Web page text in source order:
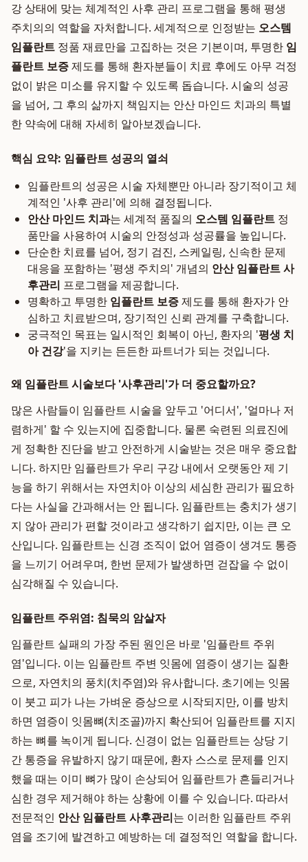
강 상태에 맞는 체계적인 사후 관리 프로그램을 통해 평생
주치의의 역할을 자처합니다. 세계적으로 인정받는 오스템
임플란트 정품 재료만을 고집하는 것은 기본이며, 투명한 임
플란트 보증제도를 통해 환자분들이 치료 후에도 아무 걱정
없이 밝은 미소를 유지할 수 있도록 돕습니다. 시술의 성공
을 넘어, 그 후의 삶까지 책임지는 안산 마인드 치과의 특별
한 약속에 대해 자세히 알아보겠습니다.
핵심 요약: 임플란트 성공의 열쇠
임플란트의 성공은 시술 자체뿐만 아니라 장기적이고 체
계적인 '사후 관리'에 의해 결정됩니다.
안산 마인드 치과는 세계적 품질의 오스템 임플란트 정
품만을 사용하여 시술의 안정성과 성공률을 높입니다.
단순한 치료를 넘어, 정기 검진, 스케일링, 신속한 문제
대응을 포함하는 '평생 주치의' 개념의 안산 임플란트 사
후관리 프로그램을 제공합니다.
명확하고 투명한 임플란트 보증제도를 통해 환자가 안
심하고 치료받으며, 장기적인 신뢰 관계를 구축합니다.
궁극적인 목표는 일시적인 회복이 아닌, 환자의 '평생 치
아 건강'을 지키는 든든한 파트너가 되는 것입니다.
왜 임플란트 시술보다 '사후관리'가 더 중요할까요?
많은 사람들이 임플란트 시술을 앞두고 '어디서', '얼마나 저
렴하게' 할 수 있는지에 집중합니다. 물론 숙련된 의료진에
게 정확한 진단을 받고 안전하게 시술받는 것은 매우 중요합
니다. 하지만 임플란트가 우리 구강 내에서 오랫동안 제 기
능을 하기 위해서는 자연치아 이상의 세심한 관리가 필요하
다는 사실을 간과해서는 안 됩니다. 임플란트는 충치가 생기
지 않아 관리가 편할 것이라고 생각하기 쉽지만, 이는 큰 오
산입니다. 임플란트는 신경 조직이 없어 염증이 생겨도 통증
을 느끼기 어려우며, 한번 문제가 발생하면 걷잡을 수 없이
심각해질 수 있습니다.
임플란트 주위염: 침묵의 암살자
임플란트 실패의 가장 주된 원인은 바로 '임플란트 주위
염'입니다. 이는 임플란트 주변 잇몸에 염증이 생기는 질환
으로, 자연치의 풍치(치주염)와 유사합니다. 초기에는 잇몸
이 붓고 피가 나는 가벼운 증상으로 시작되지만, 이를 방치
하면 염증이 잇몸뼈(치조골)까지 확산되어 임플란트를 지지
하는 뼈를 녹이게 됩니다. 신경이 없는 임플란트는 상당 기
간 통증을 유발하지 않기 때문에, 환자 스스로 문제를 인지
했을 때는 이미 뼈가 많이 손상되어 임플란트가 흔들리거나
심한 경우 제거해야 하는 상황에 이를 수 있습니다. 따라서
전문적인 안산 임플란트 사후관리는 이러한 임플란트 주위
염을 조기에 발견하고 예방하는 데 결정적인 역할을 합니다.